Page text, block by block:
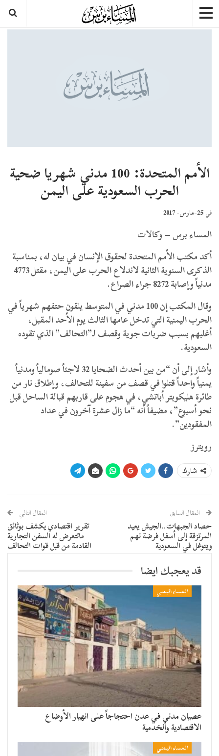
الأمم المتحدة: 100 مدني شهريا ضحية
الحرب السعودية على اليمن
في 25-مارس- 2017
المساء برس – وكالات
أكد مكتب الأمم المتحدة لحقوق الإنسان في بيان له، بمناسبة
الذكرى السنوية الثانية لاندلاع الحرب على اليمن، مقتل 4773
مدنياً وإصابة 8272 جراء الصراع.
وقال المكتب إن 100 مدني في المتوسط يلقون حتفهم شهرياً في
الحرب اليمنية التي تدخل عامها الثالث يوم الأحد المقبل،
أغلبهم بسبب ضربات جوية وقصف لـ”التحالف” الذي تقوده
السعودية.
وأشار إلى أن “من بين أحدث الضحايا 32 لاجئاً صومالياً ومدنياً
يمنياً واحداً قتلوا في قصف من سفينة للتحالف، وإطلاق نار من
طائرة هليكوبتر أباتشي، في هجوم على قاربهم قبالة الساحل قبل
نحو أسبوع”، مضيفاً أنه “ما زال عشرة آخرون في عداد
المفقودين”.
رويترز
شارك
المقال السابق
حصاد الجبهات..الجيش يعيد
المرتزقة إلى أسفل فرضة نهم
ويتوغل في السعودية
المقال التالي
تقرير اقتصادي يكشف بوثائق
ماتتعرض له السفن التجارية
القادمة من قبل قوات التحالف
قد يعجبك ايضا
المساء اليمني
عصيان مدني في عدن احتجاجاً على انهيار الأوضاع
الاقتصادية والخدمية
المساء اليمني